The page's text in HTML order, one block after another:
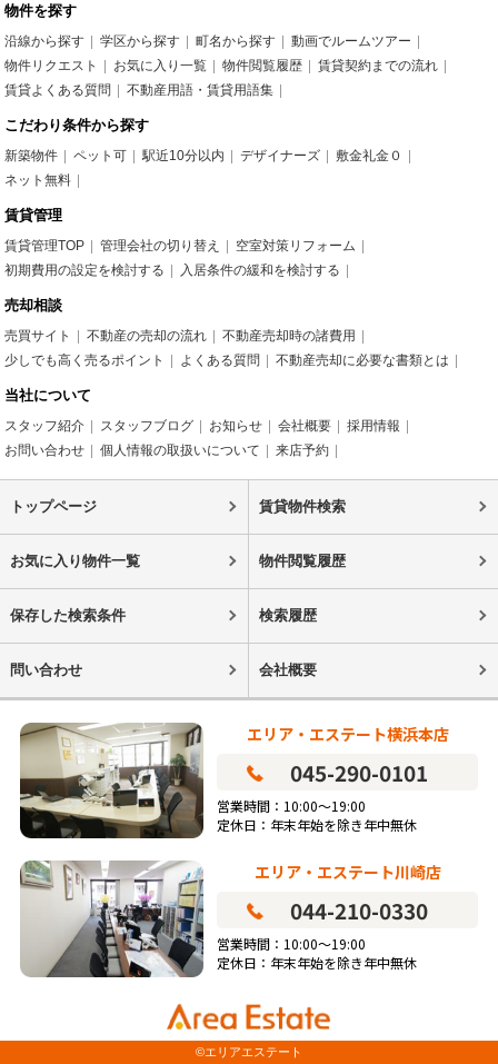
物件を探す
沿線から探す 学区から探す 町名から探す
動画でルームツアー
物件リクエスト
お気に入り一覧 物件閲覧履歴
賃貸契約までの流れ
賃貸よくある質問
不動産用語・賃貸用語集
こだわり条件から探す
新築物件 ペット可 駅近10分以内 デザイナーズ
敷金礼金０
ネット無料
賃貸管理
賃貸管理TOP 管理会社の切り替え
空室対策リフォーム
初期費用の設定を検討する
入居条件の緩和を検討する
売却相談
売買サイト 不動産の売却の流れ
不動産売却時の諸費用
少しでも高く売るポイント
よくある質問 不動産売却に必要な書類とは
当社について
スタッフ紹介 スタッフブログ お知らせ 会社概要
採用情報
お問い合わせ
個人情報の取扱いについて 来店予約
トップページ 賃貸物件検索
お気に入り物件一覧 物件閲覧履歴
保存した検索条件 検索履歴
問い合わせ 会社概要
エリア・エステート横浜本店
045-290-0101
営業時間：10:00～19:00
定休日：年末年始を除き年中無休
エリア・エステート川崎店
044-210-0330
営業時間：10:00～19:00
定休日：年末年始を除き年中無休
©エリアエステート